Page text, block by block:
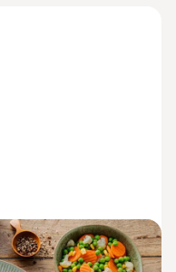
– Chancen